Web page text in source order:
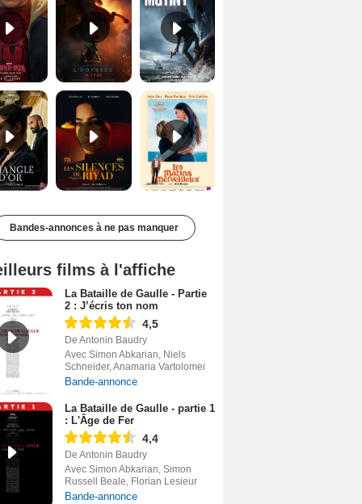
Les Silences de Riyad Bande-annonce VO STFR Les Matins merveilleux Bande-annonce VF
Bandes-annonces à ne pas manquer
films à l'affiche
La Bataille de Gaulle - Partie
2 : J’écris ton nom
4,5
De Antonin Baudry
Avec Simon Abkarian, Niels
Schneider, Anamaria Vartolomei
Bande-annonce
La Bataille de Gaulle - partie 1
: L'Âge de Fer
4,4
De Antonin Baudry
Avec Simon Abkarian, Simon
Russell Beale, Florian Lesieur
Bande-annonce